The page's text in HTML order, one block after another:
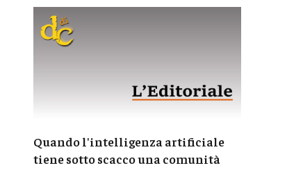
Quando l'intelligenza artificiale
tiene sotto scacco una comunità